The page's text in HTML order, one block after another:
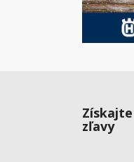
zľavy